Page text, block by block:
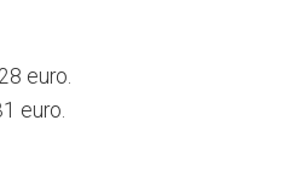
euro.
euro.